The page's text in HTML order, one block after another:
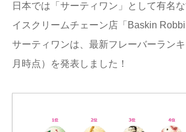
日本では「サーティワン」として有名
イスクリームチェーン店「Baskin
サーティワンは、最新フレーバーラン
月時点）を発表しました！